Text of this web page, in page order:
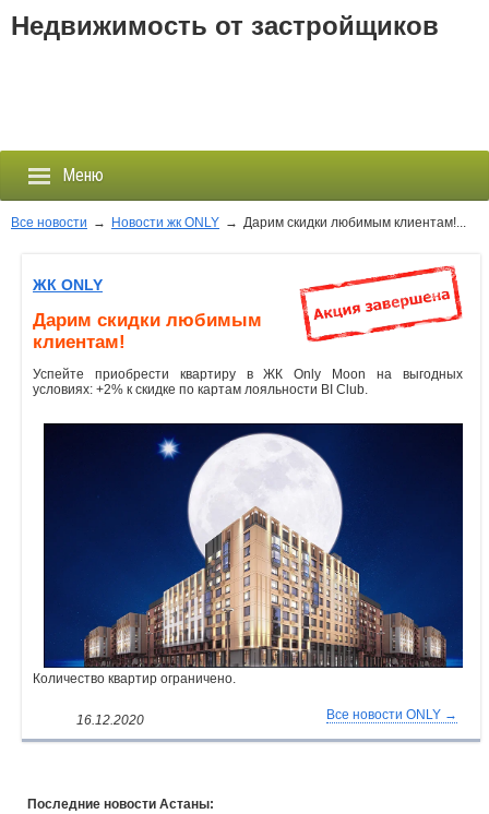
Недвижимость от застройщиков
Меню
Застройщики
Новостройки
Новости
События
Все новости → Новости жк ONLY → Дарим скидки любимым клиентам!...
ЖК ONLY
Дарим скидки любимым
клиентам!
Успейте приобрести квартиру в ЖК Only Moon на выгодных
условиях: +2% к скидке по картам лояльности BI Club.
Количество квартир ограничено.
16.12.2020 Все новости ONLY →
Последние новости Астаны: